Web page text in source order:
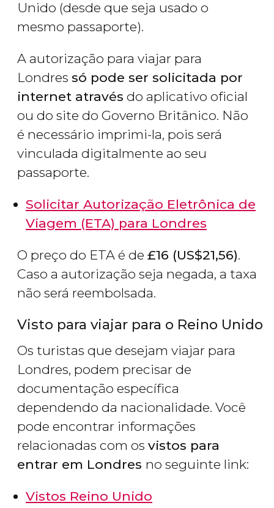
Unido (desde que seja usado o
mesmo passaporte).
A autorização para viajar para
Londres só pode ser solicitada por
internet através do aplicativo oficial
ou do site do Governo Britânico. Não
é necessário imprimi-la, pois será
vinculada digitalmente ao seu
passaporte.
Solicitar Autorização Eletrônica de
Viagem (ETA) para Londres
O preço do ETA é de £16 (US$21,56).
Caso a autorização seja negada, a taxa
não será reembolsada.
Visto para viajar para o Reino Unido
Os turistas que desejam viajar para
Londres, podem precisar de
documentação específica
dependendo da nacionalidade. Você
pode encontrar informações
relacionadas com os vistos para
entrar em Londres no seguinte link:
Vistos Reino Unido